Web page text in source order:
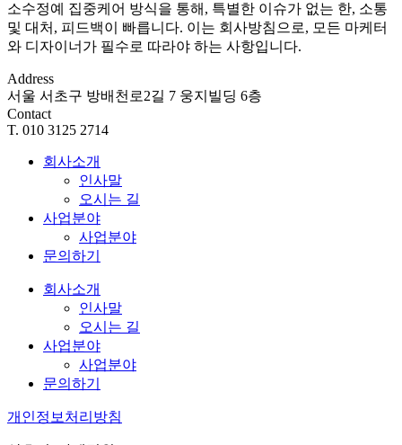
소수정예 집중케어 방식을 통해, 특별한 이슈가 없는 한, 소통
및 대처, 피드백이 빠릅니다. 이는 회사방침으로, 모든 마케터
와 디자이너가 필수로 따라야 하는 사항입니다.
Address
서울 서초구 방배천로2길 7 웅지빌딩 6층
Contact
T. 010 3125 2714
회사소개
인사말
오시는 길
사업분야
사업분야
문의하기
회사소개
인사말
오시는 길
사업분야
사업분야
문의하기
개인정보처리방침